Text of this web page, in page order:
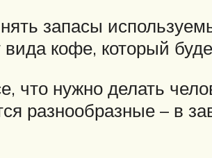
запасы
кофе, который
нужно делать
разнообразные – в